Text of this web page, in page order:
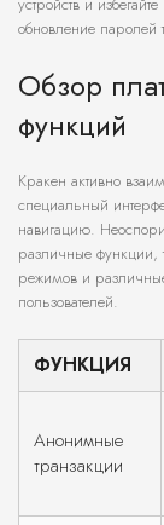
обновление паролей
Обзор
функций
Кракен активно
специальный
навигацию.
различные функции,
режимов и
пользователей.
ФУНКЦИЯ
Анонимные
транзакции